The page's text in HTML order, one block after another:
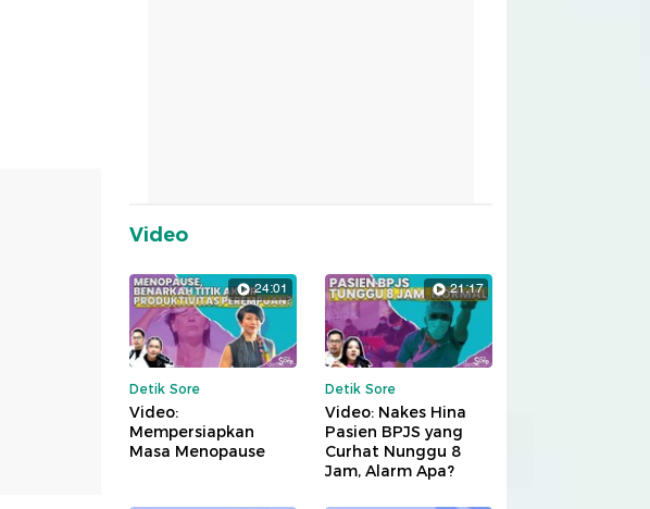
Video
24:01
Detik Sore
Video:
Mempersiapkan
Masa Menopause
21:17
Detik Sore
Video: Nakes Hina
Pasien BPJS yang
Curhat Nunggu 8
Jam, Alarm Apa?